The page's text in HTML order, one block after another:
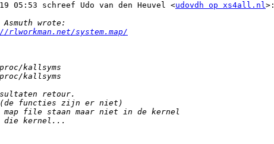
05:53 schreef Udo van den Heuvel <udovdh op xs4all.nl>:
system.map/